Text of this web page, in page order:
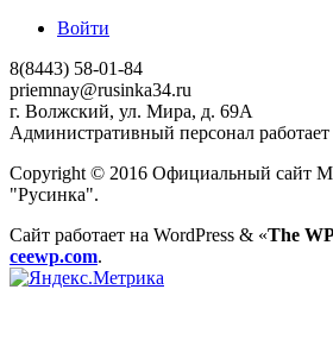
Войти
8(8443) 58-01-84
priemnay@rusinka34.ru
г. Волжский, ул. Мира, д. 69А
Административный персонал
Copyright © 2016 Официальный
"Русинка".
Сайт работает на WordPress & «The
ceewp.com.